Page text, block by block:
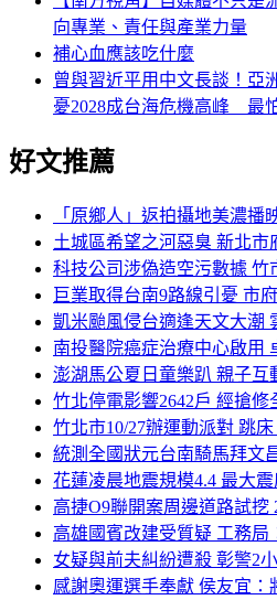
向專業、責任與產業力量
補心血應該吃什麼
曾與習近平用中文長談！亞
憂2028成台海危機高峰 最
好文推薦
「原鄉人」返拍攝地美濃播
土城區希望之河惡臭 新北市
科技公司涉偽造空污數據 竹
巨業取得台南9路線引憂 市
凱米颱風侵台適逢天文大潮
南投醫院癌症治療中心啟用
澎湖馬公夏日童樂趴 親子互
竹北停電影響2642戶 經搶修
竹北市10/27辦運動派對 跳
統測全國狀元台南騎馬拜文
花蓮凌晨地震規模4.4 最大震
高捷O9聯開案周邊道路試挖
高雄國賓改建受質疑 工務局
女疑與前夫糾紛遭殺 彰警2
感謝奧運選手奉獻 侯友宜：